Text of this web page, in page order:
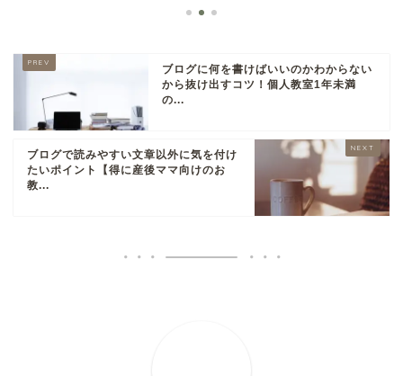
ブログに何を書けばいいのかわからない
から抜け出すコツ！個人教室1年未満
の...
ブログで読みやすい文章以外に気を付け
たいポイント【得に産後ママ向けのお
教...